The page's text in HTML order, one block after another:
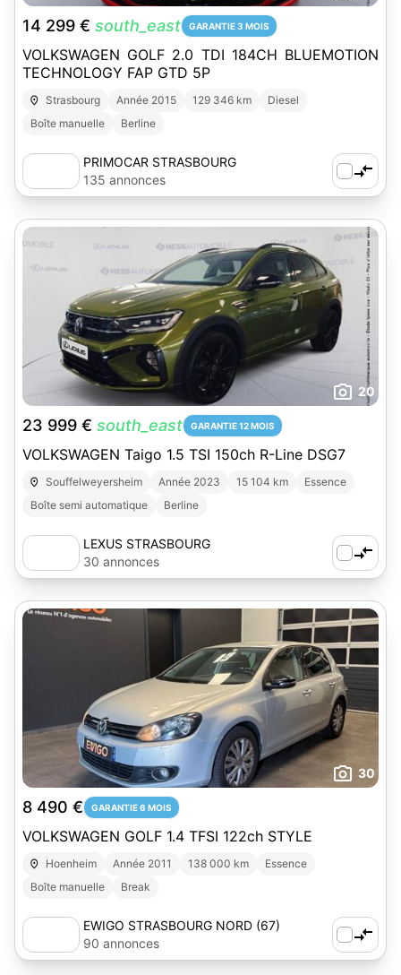
14 299 € south_east GARANTIE 3 MOIS
VOLKSWAGEN GOLF 2.0 TDI 184CH BLUEMOTION
TECHNOLOGY FAP GTD 5P
Strasbourg Année 2015 129 346 km
Diesel
Boîte manuelle
Berline
PRIMOCAR STRASBOURG
135 annonces
20
23 999 € south_east GARANTIE 12 MOIS
VOLKSWAGEN Taigo 1.5 TSI 150ch R-Line DSG7
Souffelweyersheim Année 2023 15 104 km
Essence
Boîte semi automatique
Berline
LEXUS STRASBOURG
30 annonces
30
8 490 € GARANTIE 6 MOIS
VOLKSWAGEN GOLF 1.4 TFSI 122ch STYLE
Hoenheim Année 2011 138 000 km
Essence
Boîte manuelle
Break
EWIGO STRASBOURG NORD (67)
90 annonces